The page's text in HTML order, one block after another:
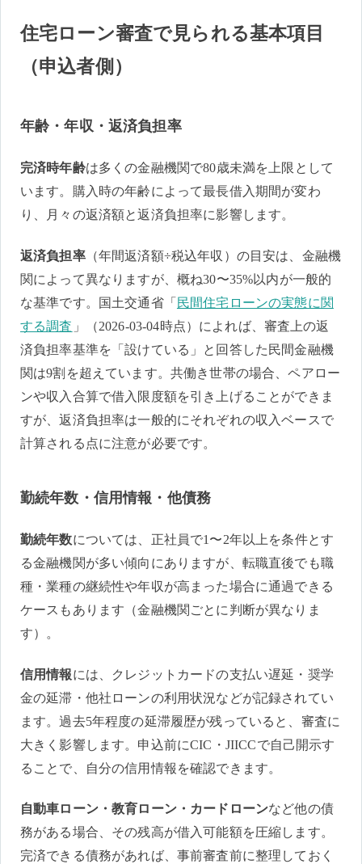
住宅ローン審査で見られる基本項目
（申込者側）
年齢・年収・返済負担率
完済時年齢は多くの金融機関で80歳未満を上限として
います。購入時の年齢によって最長借入期間が変わ
り、月々の返済額と返済負担率に影響します。
返済負担率（年間返済額÷税込年収）の目安は、金融機
関によって異なりますが、概ね30〜35%以内が一般的
な基準です。国土交通省「 民間住宅ローンの実態に関
する調査 」（2026-03-04時点）によれば、審査上の返
済負担率基準を「設けている」と回答した民間金融機
関は9割を超えています。共働き世帯の場合、ペアロー
ンや収入合算で借入限度額を引き上げることができま
すが、返済負担率は一般的にそれぞれの収入ベースで
計算される点に注意が必要です。
勤続年数・信用情報・他債務
勤続年数については、正社員で1〜2年以上を条件とす
る金融機関が多い傾向にありますが、転職直後でも職
種・業種の継続性や年収が高まった場合に通過できる
ケースもあります（金融機関ごとに判断が異なりま
す）。
信用情報には、クレジットカードの支払い遅延・奨学
金の延滞・他社ローンの利用状況などが記録されてい
ます。過去5年程度の延滞履歴が残っていると、審査に
大きく影響します。申込前にCIC・JIICCで自己開示す
ることで、自分の信用情報を確認できます。
自動車ローン・教育ローン・カードローンなど他の債
務がある場合、その残高が借入可能額を圧縮します。
完済できる債務があれば、事前審査前に整理しておく